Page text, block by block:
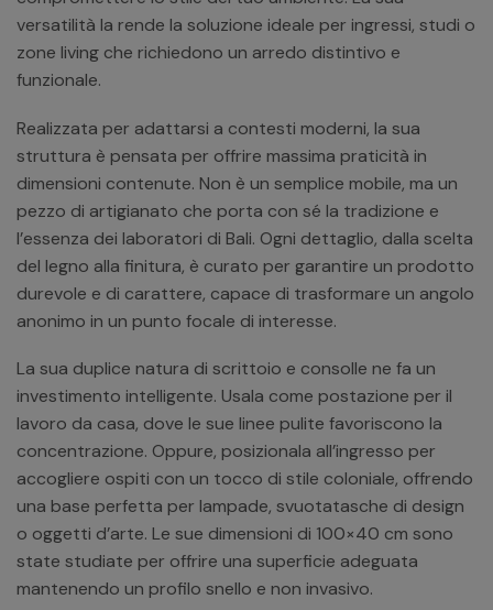
versatilità la rende la soluzione ideale per ingressi, studi o
zone living che richiedono un arredo distintivo e
funzionale.
Realizzata per adattarsi a contesti moderni, la sua
struttura è pensata per offrire massima praticità in
dimensioni contenute. Non è un semplice mobile, ma un
pezzo di artigianato che porta con sé la tradizione e
l’essenza dei laboratori di Bali. Ogni dettaglio, dalla scelta
del legno alla finitura, è curato per garantire un prodotto
durevole e di carattere, capace di trasformare un angolo
anonimo in un punto focale di interesse.
La sua duplice natura di scrittoio e consolle ne fa un
investimento intelligente. Usala come postazione per il
lavoro da casa, dove le sue linee pulite favoriscono la
concentrazione. Oppure, posizionala all’ingresso per
accogliere ospiti con un tocco di stile coloniale, offrendo
una base perfetta per lampade, svuotatasche di design
o oggetti d’arte. Le sue dimensioni di 100×40 cm sono
state studiate per offrire una superficie adeguata
mantenendo un profilo snello e non invasivo.